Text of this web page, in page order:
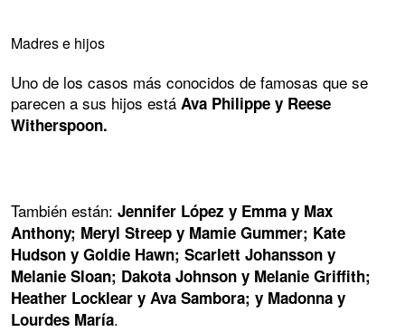
Madres e hijos
Uno de los casos más conocidos de famosas que se
parecen a sus hijos está Ava Philippe y Reese
Witherspoon.
También están: Jennifer López y Emma y Max
Anthony; Meryl Streep y Mamie Gummer; Kate
Hudson y Goldie Hawn; Scarlett Johansson y
Melanie Sloan; Dakota Johnson y Melanie Griffith;
Heather Locklear y Ava Sambora; y Madonna y
Lourdes María.